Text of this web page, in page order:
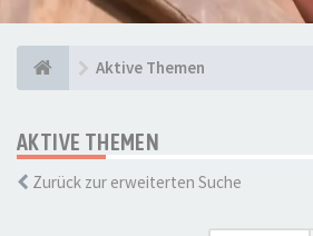
Aktive Themen
AKTIVE THEMEN
Zurück zur erweiterten Suche